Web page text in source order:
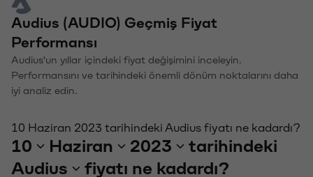
Audius (AUDIO) Geçmiş Fiyat
Performansı
Audius'un yıllar içindeki fiyat değişimini inceleyin.
Performansını ve tarihindeki önemli dönüm noktalarını daha
iyi analiz edin.
10 Haziran 2023 tarihindeki Audius fiyatı ne kadardı?
10 Haziran 2023
tarihindeki
Audius
fiyatı ne kadardı?